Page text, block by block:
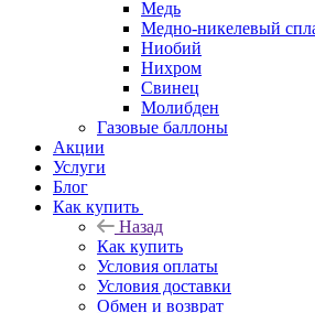
Медь
Медно-никелевый
Ниобий
Нихром
Свинец
Молибден
Газовые баллоны
Акции
Услуги
Блог
Как купить
Назад
Как купить
Условия оплаты
Условия доставки
Обмен и возврат